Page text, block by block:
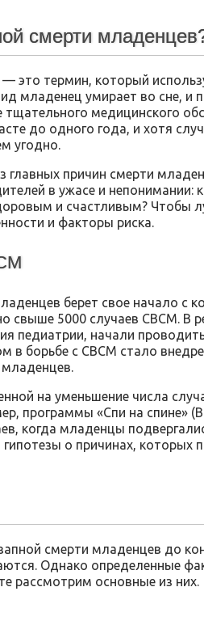
смерти
это термин, который
младенец умирает во сне, и
медицинского
до одного года, и хотя
угодно.
главных причин смерти
в ужасе и непонимании:
и счастливым? Чтобы
и факторы риска.
берет свое начало с
свыше 5000 случаев СВСМ. В
педиатрии, начали
в борьбе с СВСМ стало
на уменьшение числа
программы «Спи на спине»
когда младенцы
о причинах, которых
смерти младенцев до
Однако определенные
рассмотрим основные из них.